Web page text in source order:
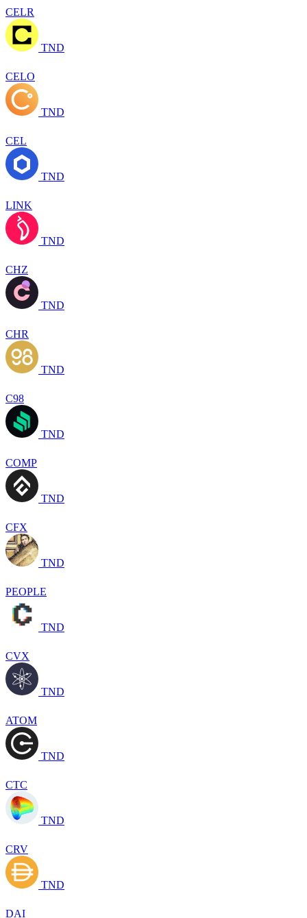
CELR
TND
CELO
TND
CEL
TND
LINK
TND
CHZ
TND
CHR
TND
C98
TND
COMP
TND
CFX
TND
PEOPLE
TND
CVX
TND
ATOM
TND
CTC
TND
CRV
TND
DAI